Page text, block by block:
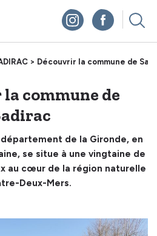
> Découvrir la commune de
commune de
de la Gironde, en
se situe à une vingtaine de
au cœur de la région naturelle
Deux-Mers.